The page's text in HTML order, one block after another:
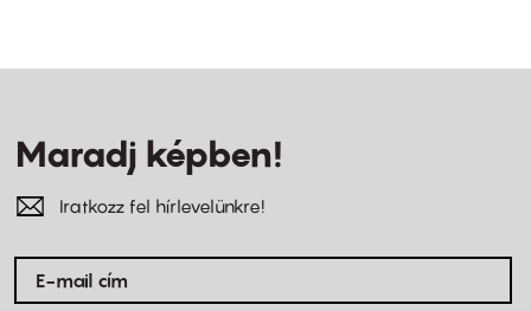
Maradj képben!
Iratkozz fel hírlevelünkre!